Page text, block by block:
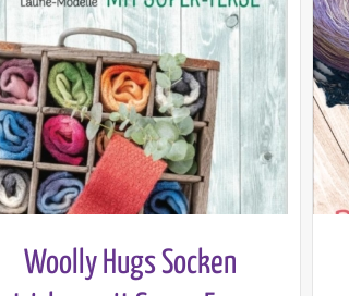
Woolly Hugs Socken